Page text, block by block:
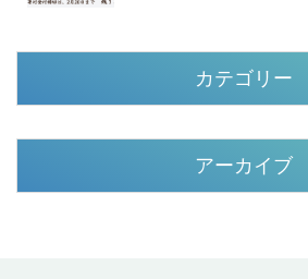
カテゴリー
アーカイブ